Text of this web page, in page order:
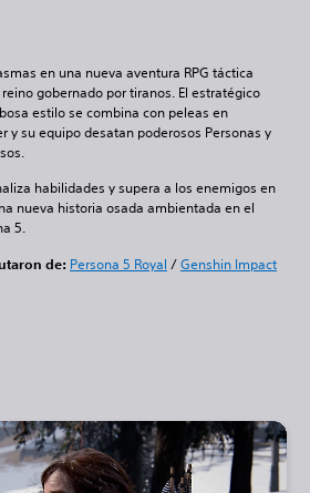
en una nueva aventura RPG táctica
gobernado por tiranos. El estratégico
estilo se combina con peleas en
y su equipo desatan poderosos Personas y
habilidades y supera a los enemigos en
nueva historia osada ambientada en el
5.
de: Persona 5 Royal /Genshin Impact